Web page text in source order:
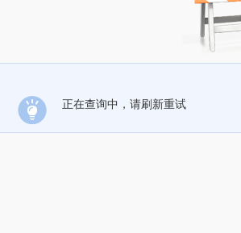
正在查询中，请刷新重试